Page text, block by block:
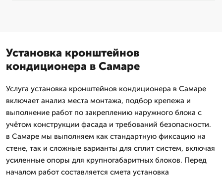
Установка кронштейнов
кондиционера в Самаре
Услуга установка кронштейнов кондиционера в Самаре
включает анализ места монтажа, подбор крепежа и
выполнение работ по закреплению наружного блока с
учётом конструкции фасада и требований безопасности.
в Самаре мы выполняем как стандартную фиксацию на
стене, так и сложные варианты для сплит систем, включая
усиленные опоры для крупногабаритных блоков. Перед
началом работ составляется смета установка